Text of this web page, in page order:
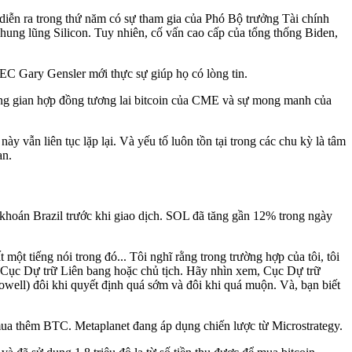
ra trong thứ năm có sự tham gia của Phó Bộ trưởng Tài chính
lũng Silicon. Tuy nhiên, cố vấn cao cấp của tổng thống Biden,
Gary Gensler mới thực sự giúp họ có lòng tin.
gian hợp đồng tương lai bitcoin của CME và sự mong manh của
vẫn liên tục lặp lại. Và yếu tố luôn tồn tại trong các chu kỳ là tâm
Brazil trước khi giao dịch. SOL đã tăng gần 12% trong ngày
tiếng nói trong đó... Tôi nghĩ rằng trong trường hợp của tôi, tôi
Dự trữ Liên bang hoặc chủ tịch. Hãy nhìn xem, Cục Dự trữ
đôi khi quyết định quá sớm và đôi khi quá muộn. Và, bạn biết
thêm BTC. Metaplanet đang áp dụng chiến lược từ Microstrategy.